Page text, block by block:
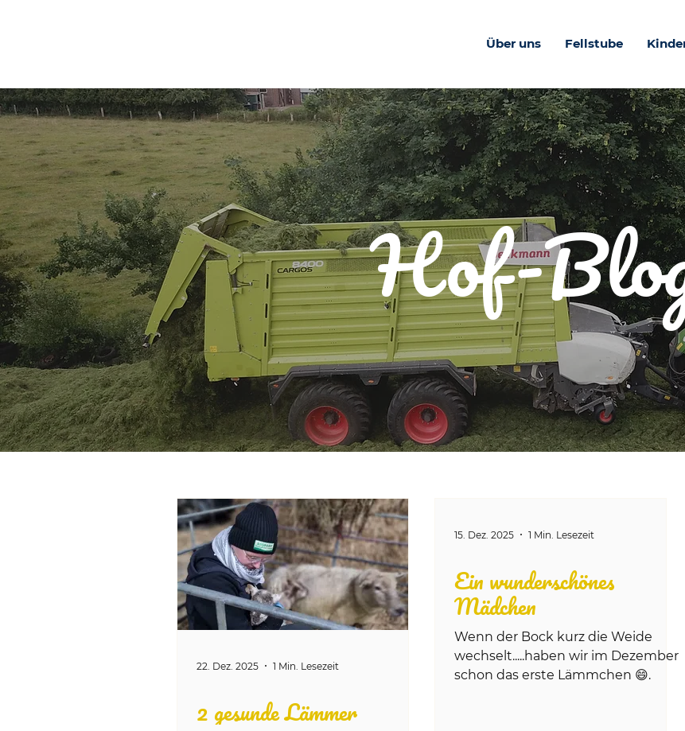
Über uns Fellstube
Hof-
22. Dez. 2025 1 Min. Lesezeit
2 gesunde Lämmer
15. Dez. 2025 1 Min. Lesezeit
Ein wunderschönes
Mädchen
Wenn der Bock kurz die Weide
wechselt.....haben wir im Dezember
schon das erste Lämmchen 😄.